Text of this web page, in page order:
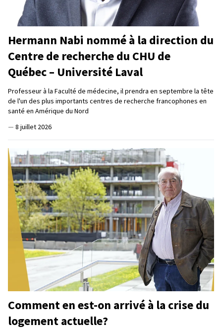
Hermann Nabi nommé à la direction du
Centre de recherche du CHU de
Québec – Université Laval
Professeur à la Faculté de médecine, il prendra en septembre la tête
de l'un des plus importants centres de recherche francophones en
santé en Amérique du Nord
— 8 juillet 2026
Comment en est-on arrivé à la crise du
logement actuelle?